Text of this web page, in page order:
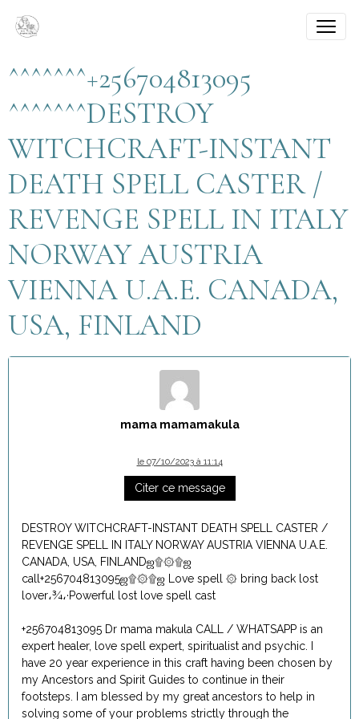
^^^^^^^+256704813095
^^^^^^^DESTROY
WITCHCRAFT-INSTANT
DEATH SPELL CASTER /
REVENGE SPELL IN ITALY
NORWAY AUSTRIA
VIENNA U.A.E. CANADA,
USA, FINLAND
mama mamamakula
le 07/10/2023 à 11:14
Citer ce message
DESTROY WITCHCRAFT-INSTANT DEATH SPELL CASTER /
REVENGE SPELL IN ITALY NORWAY AUSTRIA VIENNA U.A.E.
CANADA, USA, FINLANDஜ۩۞۩ஜ
call+256704813095ஜ۩۞۩ஜ Love spell ۞ bring back lost
lover،¾،·Powerful lost love spell cast
+256704813095 Dr mama makula CALL / WHATSAPP is an
expert healer, love spell expert, spiritualist and psychic. I
have 20 year experience in this craft having been chosen by
my Ancestors and Spirit Guides to continue in their
footsteps. I am blessed by my great ancestors to help in
solving some of your problems strictly through the